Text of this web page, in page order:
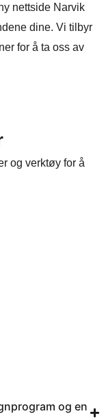
nettside Narvik
dine. Vi tilbyr
for å ta oss av
og verktøy for å
og en